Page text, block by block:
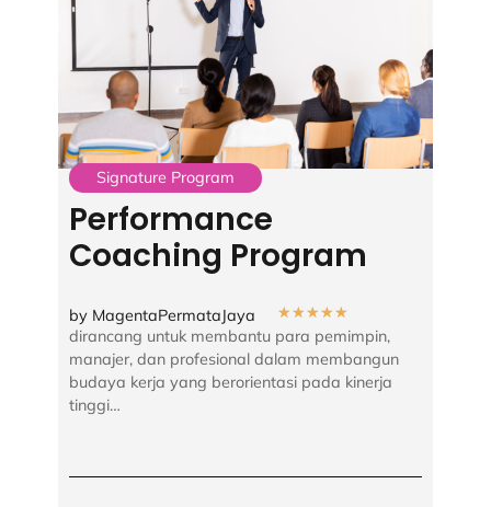
Signature Program
Performance
Coaching Program
by MagentaPermataJaya ★★★★★
dirancang untuk membantu para pemimpin,
manajer, dan profesional dalam membangun
budaya kerja yang berorientasi pada kinerja
tinggi…